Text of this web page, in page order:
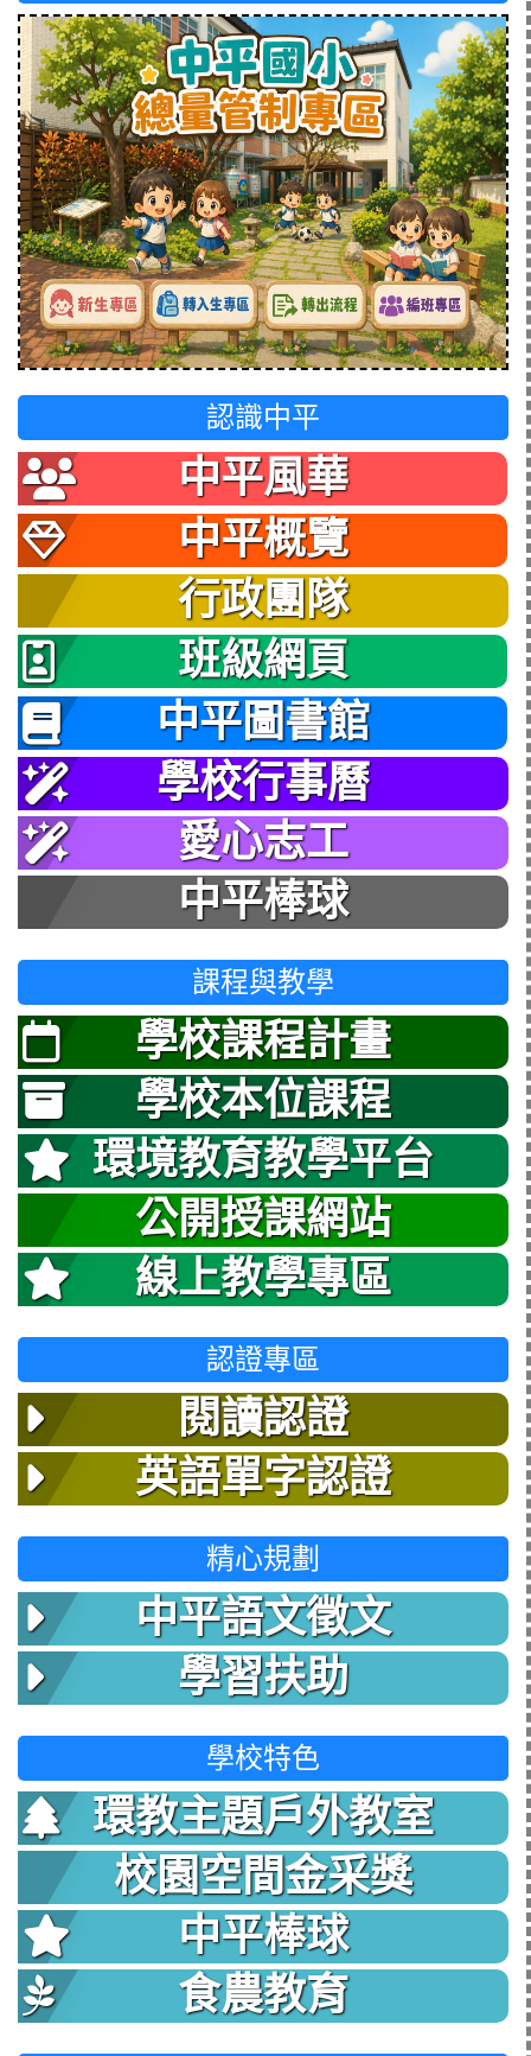
認識中平
中平風華
中平概覽
行政團隊
班級網頁
中平圖書館
學校行事曆
愛心志工
中平棒球
課程與教學
學校課程計畫
學校本位課程
環境教育教學平台
公開授課網站
線上教學專區
認證專區
閱讀認證
英語單字認證
精心規劃
中平語文徵文
學習扶助
學校特色
環教主題戶外教室
校園空間金采獎
中平棒球
食農教育